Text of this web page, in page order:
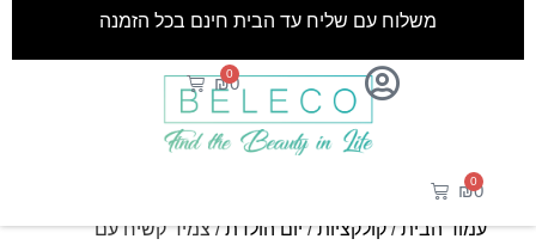
₪0
0
משלוח עם שליח עד הבית חינם בכל הזמנה
₪0
0
עמוד הבית/קולקציות/יום הולדת/ צמיד קשיח עם